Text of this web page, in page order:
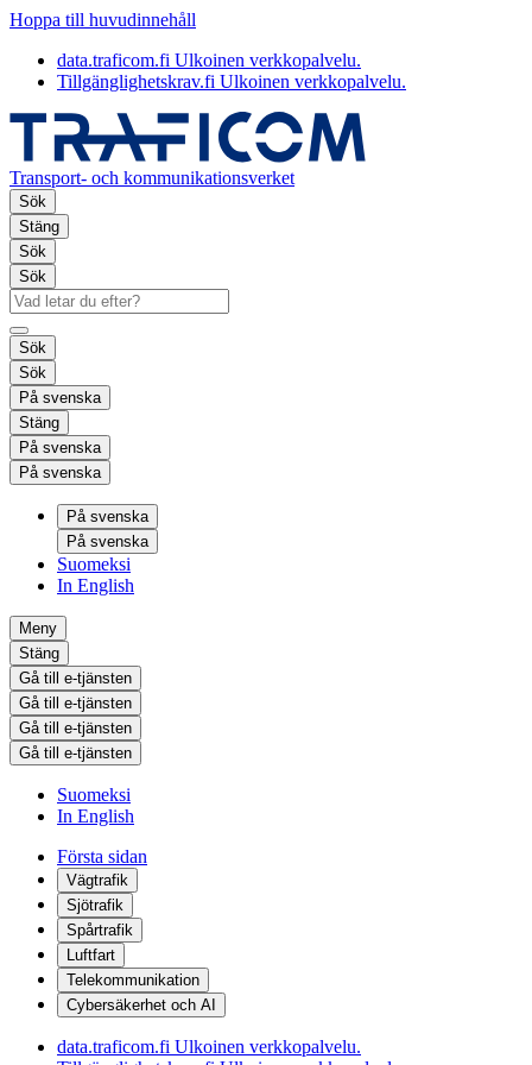
Hoppa till huvudinnehåll
data.traficom.fi Ulkoinen verkkopalvelu.
Tillgänglighetskrav.fi Ulkoinen verkkopalvelu.
Transport- och kommunikationsverket
Sök
Stäng
Sök
Sök
Sök
Sök
På svenska
Stäng
På svenska
På svenska
På svenska
På svenska
Suomeksi
In English
Meny
Stäng
Gå till e-tjänsten
Gå till e-tjänsten
Gå till e-tjänsten
Gå till e-tjänsten
Suomeksi
In English
Första sidan
Vägtrafik
Sjötrafik
Spårtrafik
Luftfart
Telekommunikation
Cybersäkerhet och AI
data.traficom.fi Ulkoinen verkkopalvelu.